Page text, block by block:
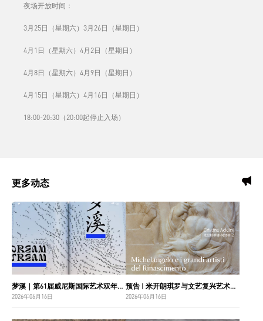
夜场开放时间：
3月25日（星期六）3月26日（星期日）
4月1日（星期六）4月2日（星期日）
4月8日（星期六）4月9日（星期日）
4月15日（星期六）4月16日（星期日）
18:00-20:30（20:00起停止入场）
更多动态
梦溪｜第61届威尼斯国际艺术双年展中国国家馆主视觉设计
2026年06月16日
预告 | 米开朗琪罗与文艺复兴艺术巨匠：佛罗伦萨博纳罗蒂之家珍藏
2026年06月16日